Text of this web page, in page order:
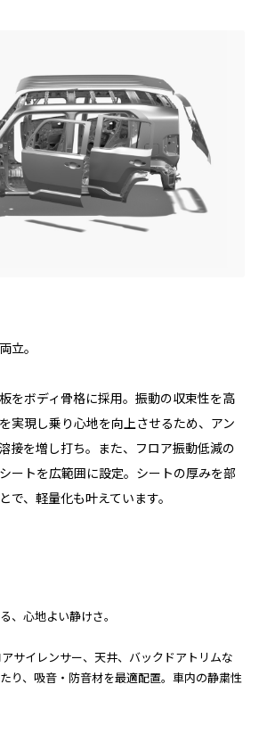
立。
をボディ骨格に採用。振動の収束性を高
実現し乗り心地を向上させるため、アン
接を増し打ち。また、フロア振動低減の
ートを広範囲に設定。シートの厚みを部
で、軽量化も叶えています。
、心地よい静けさ。
サイレンサー、天井、バックドアトリムな
り、吸音・防音材を最適配置。車内の静粛性